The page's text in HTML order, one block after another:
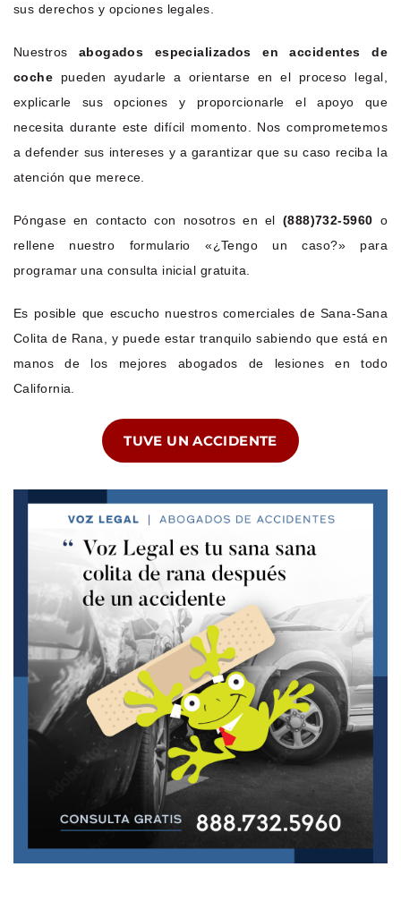
sus derechos y opciones legales.
Nuestros abogados especializados en accidentes de
coche pueden ayudarle a orientarse en el proceso legal,
explicarle sus opciones y proporcionarle el apoyo que
necesita durante este difícil momento. Nos comprometemos
a defender sus intereses y a garantizar que su caso reciba la
atención que merece.
Póngase en contacto con nosotros en el (888)732-5960 o
rellene nuestro formulario «¿Tengo un caso?» para
programar una consulta inicial gratuita.
Es posible que escucho nuestros comerciales de Sana-Sana
Colita de Rana, y puede estar tranquilo sabiendo que está en
manos de los mejores abogados de lesiones en todo
California.
TUVE UN ACCIDENTE